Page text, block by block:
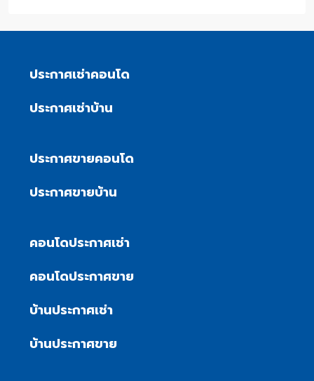
ประกาศเช่าคอนโด
ประกาศเช่าบ้าน
ประกาศขายคอนโด
ประกาศขายบ้าน
คอนโดประกาศเช่า
คอนโดประกาศขาย
บ้านประกาศเช่า
บ้านประกาศขาย